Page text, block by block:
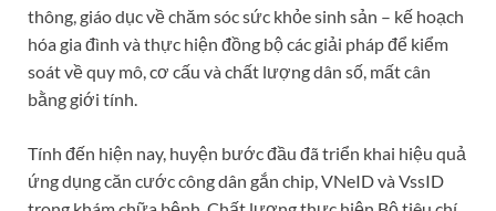
thông, giáo dục về chăm sóc sức khỏe sinh sản – kế hoạch
hóa gia đình và thực hiện đồng bộ các giải pháp để kiểm
soát về quy mô, cơ cấu và chất lượng dân số, mất cân
bằng giới tính.
Tính đến hiện nay, huyện bước đầu đã triển khai hiệu quả
ứng dụng căn cước công dân gắn chip, VNeID và VssID